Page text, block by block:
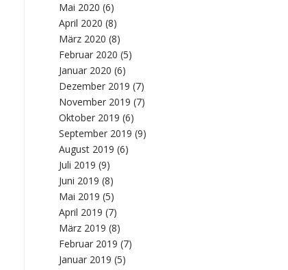
Mai 2020 (6)
April 2020 (8)
März 2020 (8)
Februar 2020 (5)
Januar 2020 (6)
Dezember 2019 (7)
November 2019 (7)
Oktober 2019 (6)
September 2019 (9)
August 2019 (6)
Juli 2019 (9)
Juni 2019 (8)
Mai 2019 (5)
April 2019 (7)
März 2019 (8)
Februar 2019 (7)
Januar 2019 (5)